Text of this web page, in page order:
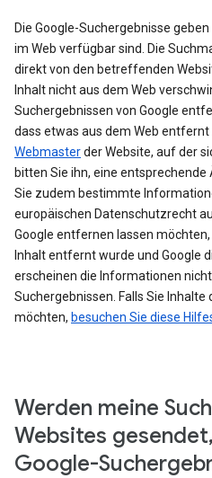
Die Google-Suchergebnisse
im Web verfügbar sind. Die
direkt von den betreffenden
Inhalt nicht aus dem Web
Suchergebnissen von Google
dass etwas aus dem Web entfernt
Webmasterder Website, auf der
bitten Sie ihn, eine
Sie zudem bestimmte
europäischen Datenschutzrecht
Google entfernen lassen möchten,
Inhalt entfernt wurde und Google
erscheinen die Informationen
Suchergebnissen. Falls Sie
möchten, besuchen Sie diese
Werden meine
Websites
Google-